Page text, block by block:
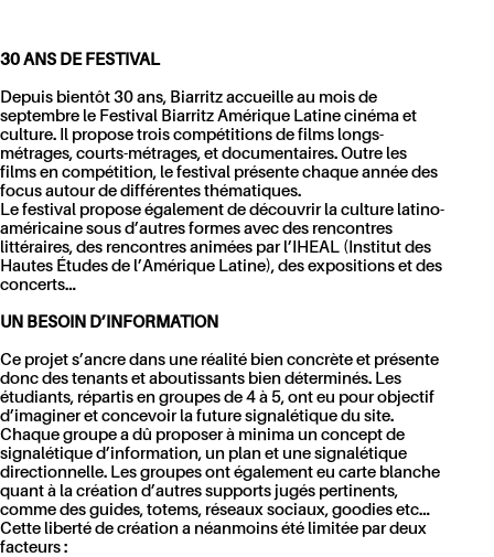
30 ANS DE FESTIVAL
Depuis bientôt 30 ans, Biarritz accueille au mois de
septembre le Festival Biarritz Amérique Latine cinéma et
culture. Il propose trois compétitions de films longs-
métrages, courts-métrages, et documentaires. Outre les
films en compétition, le festival présente chaque année des
focus autour de différentes thématiques.
Le festival propose également de découvrir la culture latino-
américaine sous d’autres formes avec des rencontres
littéraires, des rencontres animées par l’IHEAL (Institut des
Hautes Études de l’Amérique Latine), des expositions et des
concerts…
UN BESOIN D’INFORMATION
Ce projet s’ancre dans une réalité bien concrète et présente
donc des tenants et aboutissants bien déterminés. Les
étudiants, répartis en groupes de 4 à 5, ont eu pour objectif
d’imaginer et concevoir la future signalétique du site.
Chaque groupe a dû proposer à minima un concept de
signalétique d’information, un plan et une signalétique
directionnelle. Les groupes ont également eu carte blanche
quant à la création d’autres supports jugés pertinents,
comme des guides, totems, réseaux sociaux, goodies etc…
Cette liberté de création a néanmoins été limitée par deux
facteurs :